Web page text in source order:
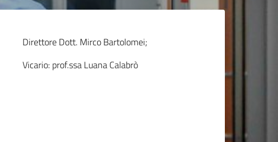
Direttore Dott. Mirco Bartolomei;
Vicario: prof.ssa Luana Calabrò